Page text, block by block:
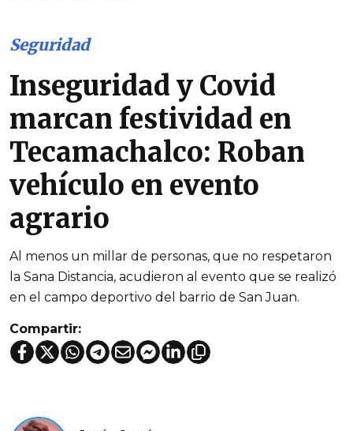
Seguridad
Inseguridad y Covid
marcan festividad en
Tecamachalco: Roban
vehículo en evento
agrario
Al menos un millar de personas, que no respetaron
la Sana Distancia, acudieron al evento que se realizó
en el campo deportivo del barrio de San Juan.
Compartir: